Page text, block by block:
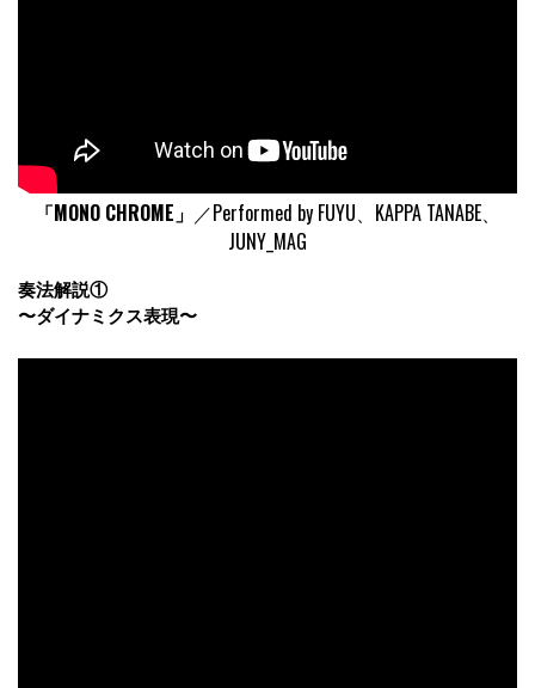
「MONO CHROME」 ／Performed by FUYU、KAPPA TANABE、
JUNY_MAG
奏法解説①
〜ダイナミクス表現〜